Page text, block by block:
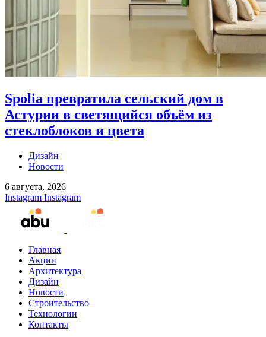
Spolia превратила сельский дом в
Астурии в светящийся объём из
стеклоблоков и цвета
Дизайн
Новости
6 августа, 2026
Instagram Instagram
Главная
Акции
Архитектура
Дизайн
Новости
Строительство
Технологии
Контакты